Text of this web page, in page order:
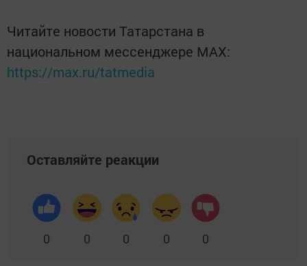
Читайте новости Татарстана в
национальном мессенджере MАХ:
https://max.ru/tatmedia
Оставляйте реакции
0 0 0 0 0